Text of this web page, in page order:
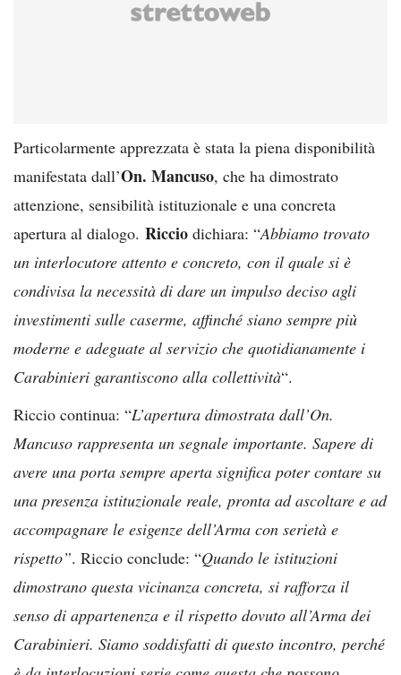
Particolarmente apprezzata è stata la piena disponibilità
manifestata dall’On. Mancuso, che ha dimostrato
attenzione, sensibilità istituzionale e una concreta
apertura al dialogo. Riccio dichiara: “Abbiamo trovato
un interlocutore attento e concreto, con il quale si è
condivisa la necessità di dare un impulso deciso agli
investimenti sulle caserme, affinché siano sempre più
moderne e adeguate al servizio che quotidianamente i
Carabinieri garantiscono alla collettività“.
Riccio continua: “L’apertura dimostrata dall’On.
Mancuso rappresenta un segnale importante. Sapere di
avere una porta sempre aperta significa poter contare su
una presenza istituzionale reale, pronta ad ascoltare e ad
accompagnare le esigenze dell’Arma con serietà e
rispetto”. Riccio conclude: “Quando le istituzioni
dimostrano questa vicinanza concreta, si rafforza il
senso di appartenenza e il rispetto dovuto all’Arma dei
Carabinieri. Siamo soddisfatti di questo incontro, perché